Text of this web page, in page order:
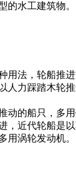
的水工建筑物。
用法，轮船推
人力踩踏木轮
动的船只，多
，近代轮船是
用涡轮发动机。